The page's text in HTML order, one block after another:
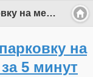
Начали штрафовать за парковку на местах для инвалидов: за 5 минут тюменец заплатил 7 300 рублей
на
5 минут